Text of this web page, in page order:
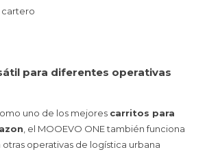
para diferentes operativas
uno de los mejores carritos para
, el MOOEVO ONE también funciona
operativas de logística urbana